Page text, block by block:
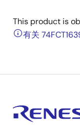
This product is
有关